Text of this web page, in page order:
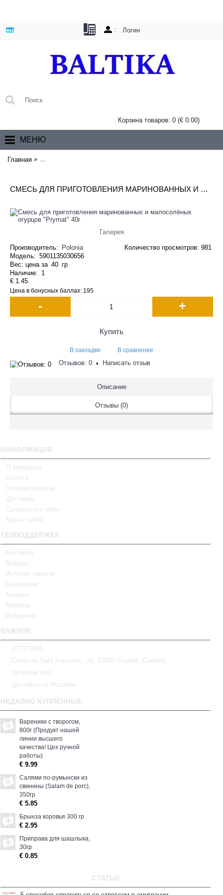
: Логин
Корзина товаров: 0 (€ 0.00)
МЕНЮ
Главная » Смесь для приготовления маринованных и малосолёных
СМЕСЬ ДЛЯ ПРИГОТОВЛЕНИЯ МАРИНОВАННЫХ И МАЛОСОЛЁНЫХ ОГУРЦОВ "PRYMAT" 40Г
Галерея
Количество просмотров: 981
Производитель:
Polonia
Модель: 5901135030656
Вес: цена за 40 гр
Наличие: 1
€ 1.45
Цена в бонусных баллах: 195
- +
Купить
В закладки В сравнение
Отзывов: 0 • Написать отзыв
Описание
Отзывы (0)
ИНФОРМАЦИЯ
О компании
Оплата
Условия работы
Доставка
Связаться с нами
Карта сайта
ТЕХПОДДЕРЖКА
Контакты
Возврат
История заказов
Сравнение
Аккаунт
Корзина
Избранное
ВАЖНОЕ
977071885
Carrer de Sant Francesc, 10, 12500 Vinaròs, Castelló
facebook.com
Доставка по Испании
НЕДАВНО КУПЛЕННЫЕ
Вареники с творогом,
800г (Продукт нашей
линии высшего
качества! Цех ручной
работы)
€ 9.99
Салями по-румынски из
свинины (Salam de porc),
350гp
€ 5.85
Брынза коровья 300 гр
€ 2.95
Приправа для шашлыка,
30гp
€ 0.85
СТАТЬИ